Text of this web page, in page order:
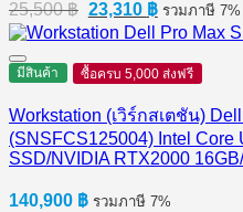
25,500฿ Original
price
was:
25,500 ฿.
23,310 ฿Current
price
is:
23,310 ฿.
รวมภาษี 7%
มีสินค้า ซื้อครบ 5,000 ส่งฟรี
Workstation (เวิร์กสเตชัน)
(SNSFCS125004) Intel Core
SSD/NVIDIA RTX2000
140,900 ฿ รวมภาษี 7%